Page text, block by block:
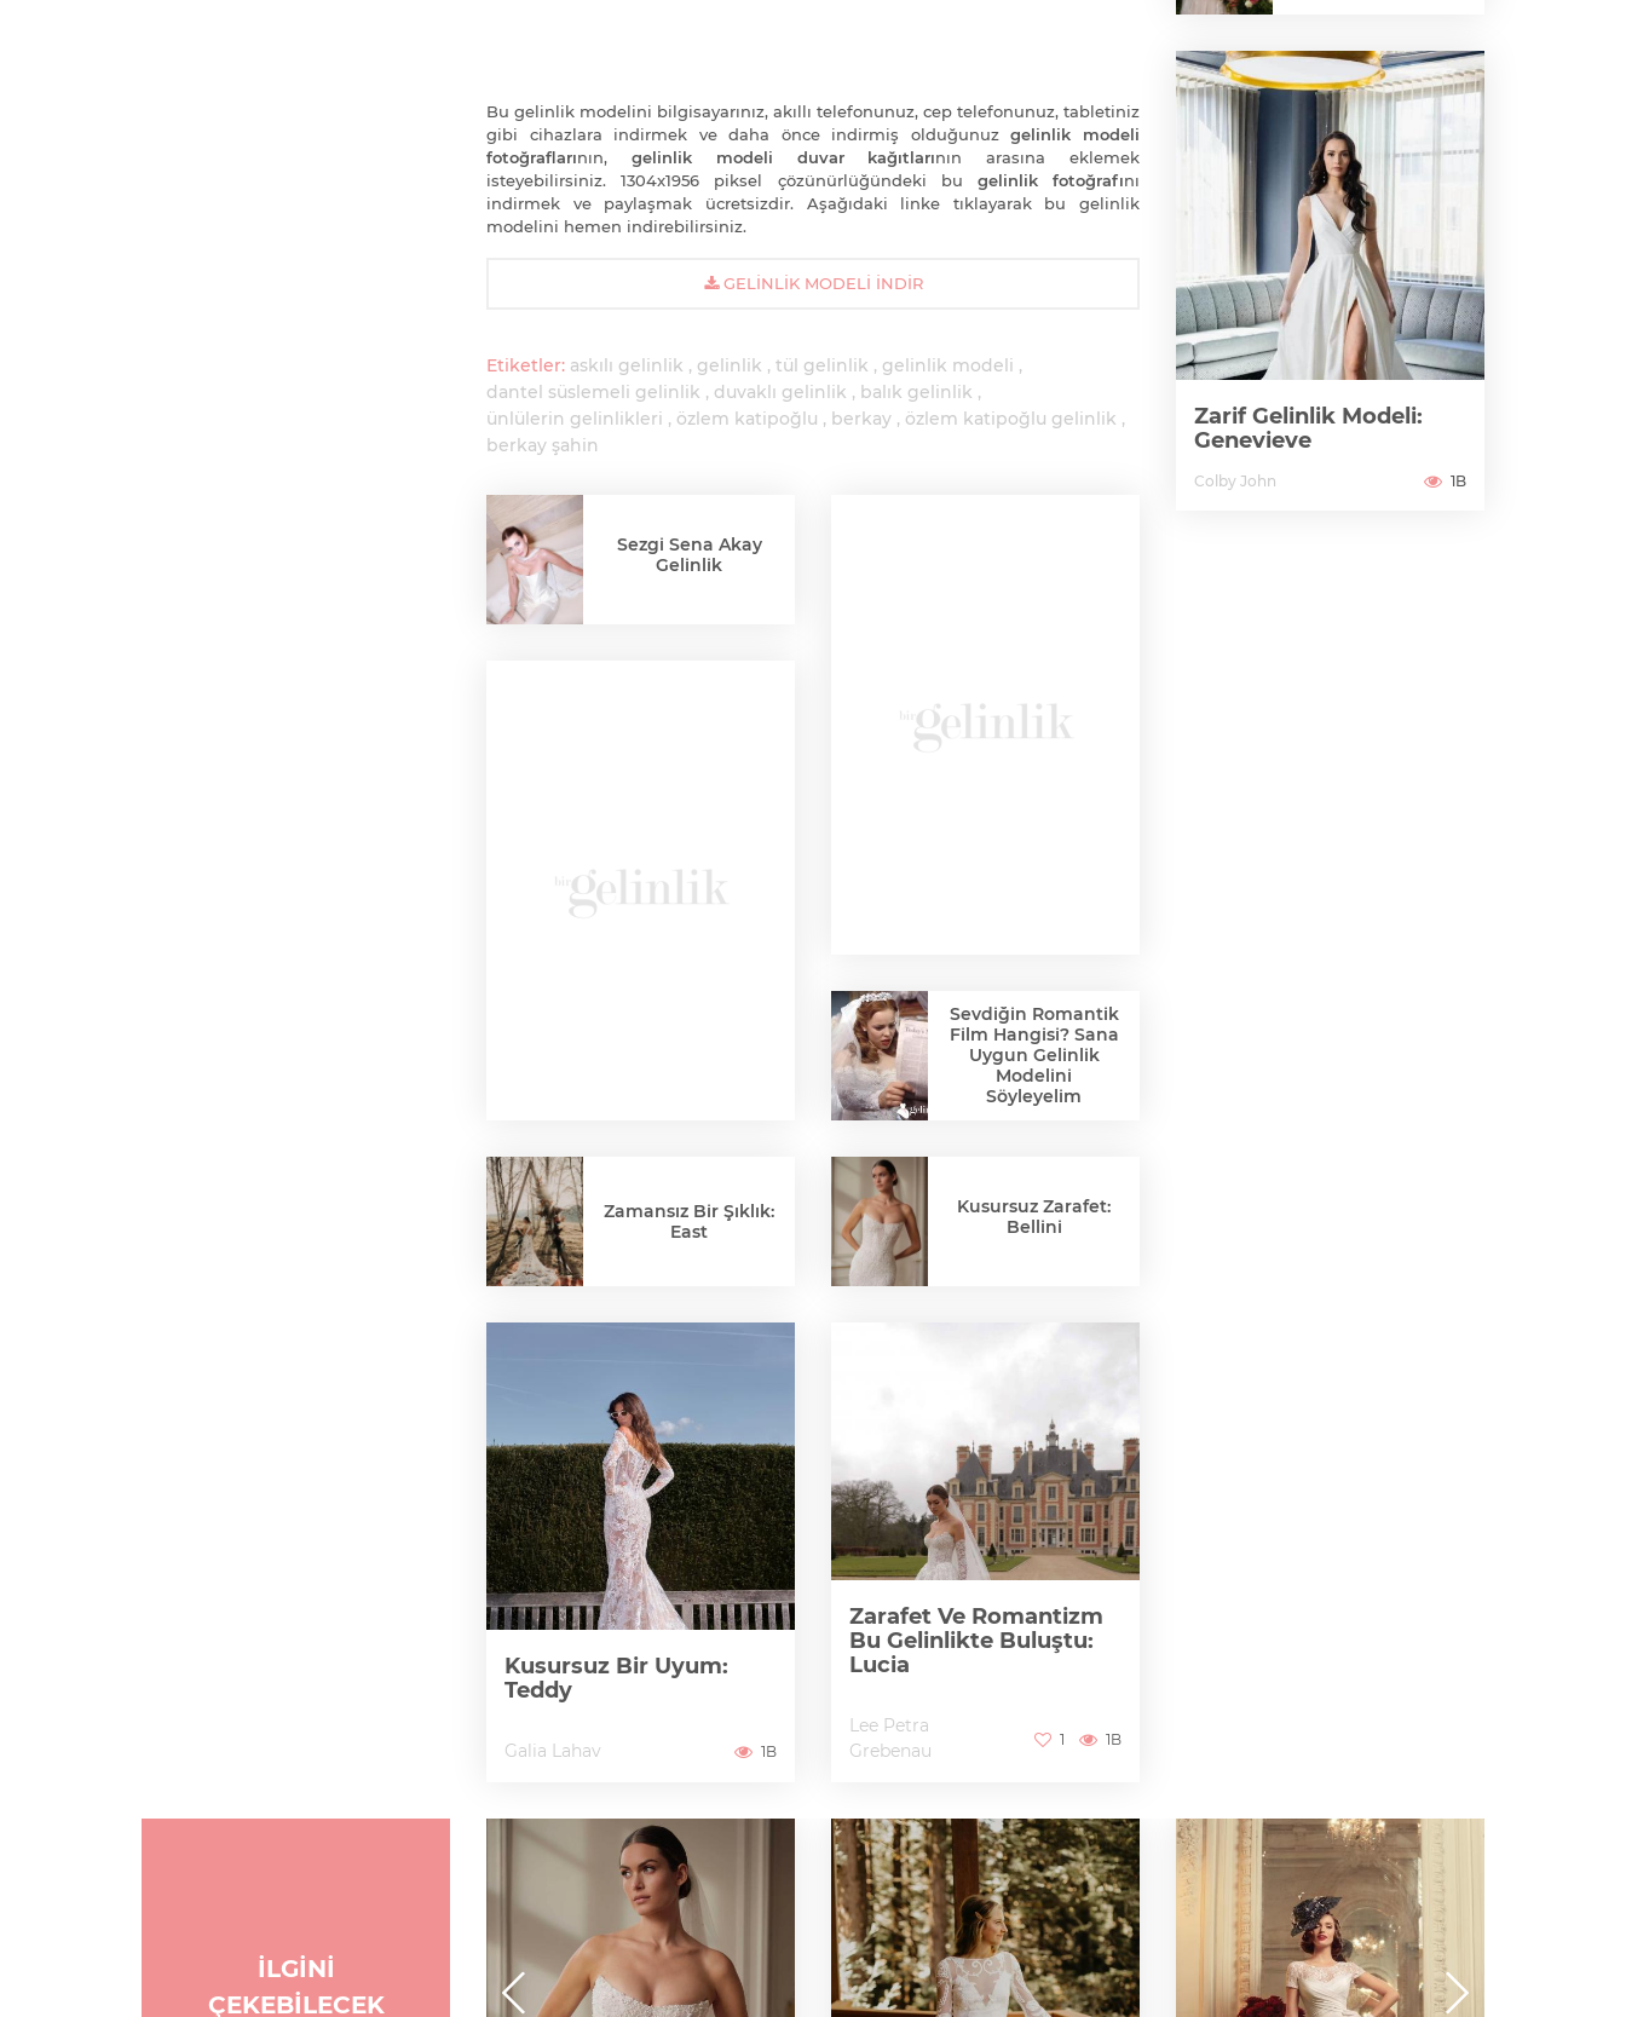
Bu gelinlik modelini bilgisayarınız, akıllı telefonunuz, cep telefonunuz, tabletiniz
gibi cihazlara indirmek ve daha önce indirmiş olduğunuzgelinlik modeli
fotoğraflarının, gelinlik modeli duvar kağıtlarının arasına eklemek
isteyebilirsiniz. 1304x1956 piksel çözünürlüğündeki bu gelinlik fotoğrafını
indirmek ve paylaşmak ücretsizdir. Aşağıdaki linke tıklayarak bu gelinlik
modelini hemen indirebilirsiniz.
GELINLIK MODELI İNDIR
Etiketler: askılı gelinlik gelinlik tül gelinlik
gelinlik modeli
dantel süslemeli gelinlik
duvaklı gelinlik
balık gelinlik
ünlülerin gelinlikleri
özlem katipoğlu berkay
özlem katipoğlu gelinlik
berkay şahin
Sezgi Sena Akay
Gelinlik
Zamansız Bir Şıklık:
East
Kusursuz Bir Uyum:
Teddy
Galia Lahav 1B
Sevdiğin Romantik
Film Hangisi? Sana
Uygun Gelinlik
Modelini
Söyleyelim
Kusursuz Zarafet:
Bellini
Zarafet Ve Romantizm
Bu Gelinlikte Buluştu:
Lucia
Lee Petra
Grebenau
1 1B
Zarif Gelinlik Modeli:
Genevieve
Colby John 1B
İLGİNİ
ÇEKEBİLECEK